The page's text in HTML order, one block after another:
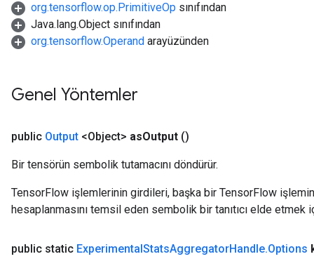
org.tensorflow.op.PrimitiveOp sınıfından
Java.lang.Object sınıfından
org.tensorflow.Operand arayüzünden
Genel Yöntemler
public Output <Object> asOutput ()
Bir tensörün sembolik tutamacını döndürür.
TensorFlow işlemlerinin girdileri, başka bir TensorFlow
hesaplanmasını temsil eden sembolik bir tanıtıcı elde etmek
public static ExperimentalStatsAggregatorHandle.Options